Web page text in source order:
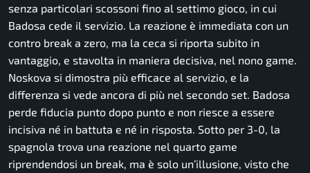
senza particolari scossoni fino al settimo gioco, in cui
Badosa cede il servizio. La reazione è immediata con un
contro break a zero, ma la ceca si riporta subito in
vantaggio, e stavolta in maniera decisiva, nel nono game.
Noskova si dimostra più efficace al servizio, e la
differenza si vede ancora di più nel secondo set. Badosa
perde fiducia punto dopo punto e non riesce a essere
incisiva né in battuta e né in risposta. Sotto per 3-0, la
spagnola trova una reazione nel quarto game
riprendendosi un break, ma è solo un’illusione, visto che